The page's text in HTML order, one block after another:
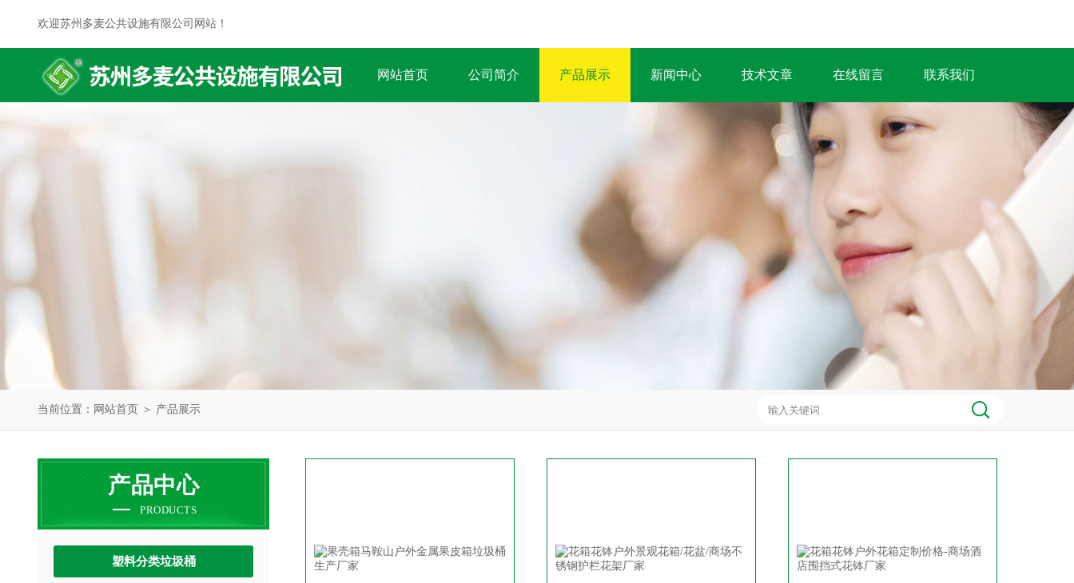
欢迎苏州多麦公共设施有限公司网站！
网站首页 公司简介 产品展示 新闻中心 技术文章 在线留言 联系我们
当前位置： 网站首页 ＞ 产品展示
产品中心
PRODUCTS
塑料分类垃圾桶